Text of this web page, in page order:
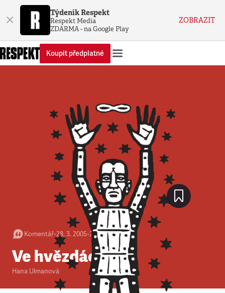
× Týdeník Respekt
Respekt Media
ZDARMA - na Google Play
ZOBRAZIT
Koupit předplatné
Komentář•28. 3. 2005•2 minuty
Ve hvězdách
Hana Ulmanová